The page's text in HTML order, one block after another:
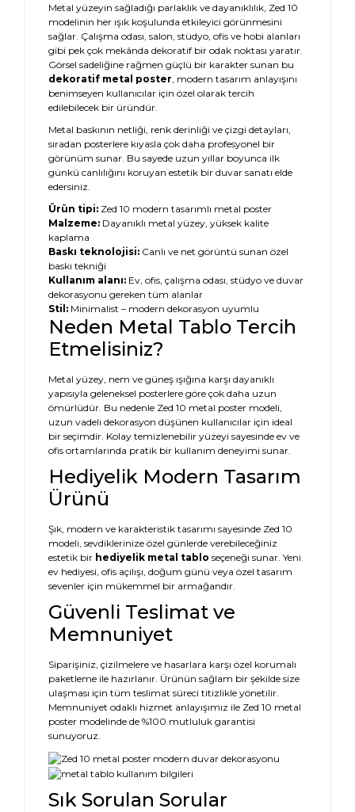
Metal yüzeyin sağladığı parlaklık ve dayanıklılık, Zed 10
modelinin her ışık koşulunda etkileyici görünmesini
sağlar. Çalışma odası, salon, stüdyo, ofis ve hobi alanları
gibi pek çok mekânda dekoratif bir odak noktası yaratır.
Görsel sadeliğine rağmen güçlü bir karakter sunan bu
dekoratif metal poster, modern tasarım anlayışını
benimseyen kullanıcılar için özel olarak tercih
edilebilecek bir üründür.
Metal baskının netliği, renk derinliği ve çizgi detayları,
sıradan posterlere kıyasla çok daha profesyonel bir
görünüm sunar. Bu sayede uzun yıllar boyunca ilk
günkü canlılığını koruyan estetik bir duvar sanatı elde
edersiniz.
Ürün tipi: Zed 10 modern tasarımlı metal poster
Malzeme: Dayanıklı metal yüzey, yüksek kalite
kaplama
Baskı teknolojisi: Canlı ve net görüntü sunan özel
baskı tekniği
Kullanım alanı: Ev, ofis, çalışma odası, stüdyo ve duvar
dekorasyonu gereken tüm alanlar
Stil: Minimalist – modern dekorasyon uyumlu
Neden Metal Tablo Tercih
Etmelisiniz?
Metal yüzey, nem ve güneş ışığına karşı dayanıklı
yapısıyla geleneksel posterlere göre çok daha uzun
ömürlüdür. Bu nedenle Zed 10 metal poster modeli,
uzun vadeli dekorasyon düşünen kullanıcılar için ideal
bir seçimdir. Kolay temizlenebilir yüzeyi sayesinde ev ve
ofis ortamlarında pratik bir kullanım deneyimi sunar.
Hediyelik Modern Tasarım
Ürünü
Şık, modern ve karakteristik tasarımı sayesinde Zed 10
modeli, sevdiklerinize özel günlerde verebileceğiniz
estetik bir hediyelik metal tablo seçeneği sunar. Yeni
ev hediyesi, ofis açılışı, doğum günü veya özel tasarım
sevenler için mükemmel bir armağandır.
Güvenli Teslimat ve
Memnuniyet
Siparişiniz, çizilmelere ve hasarlara karşı özel korumalı
paketleme ile hazırlanır. Ürünün sağlam bir şekilde size
ulaşması için tüm teslimat süreci titizlikle yönetilir.
Memnuniyet odaklı hizmet anlayışımız ile Zed 10 metal
poster modelinde de %100 mutluluk garantisi
sunuyoruz.
Sık Sorulan Sorular